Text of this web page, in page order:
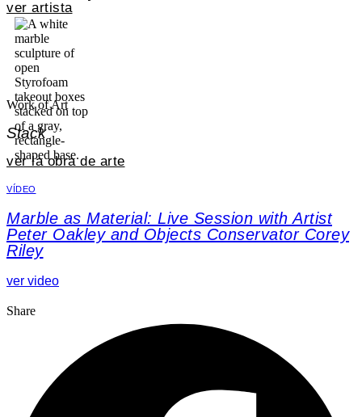
ver artista
Work of Art
Stack
ver la obra de arte
VÍDEO
Marble as Material: Live Session with Artist
Peter Oakley and Objects Conservator Corey
Riley
ver video
Share